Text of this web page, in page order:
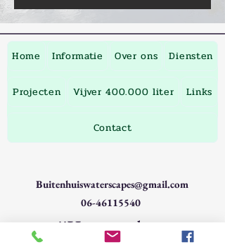
Home Informatie Over ons Diensten
Projecten Vijver 400.000 liter Links
Contact
Buitenhuiswaterscapes@gmail.com
06-46115540
!!Voor en door